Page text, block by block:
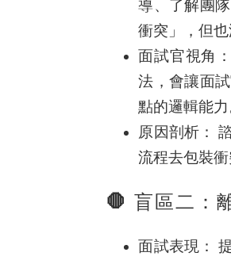
導、了解團
衝突」，但也
面試官視角：
法，會讓面
點的邏輯能力
原因剖析：
流程去包裝衝
🛑 盲區二：
面試表現：